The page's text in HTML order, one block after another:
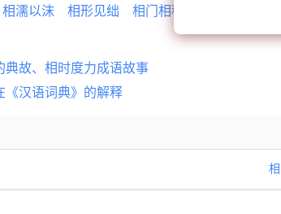
相濡以沫 相形见绌 相门相种
典故、相时度力成语故事
《汉语词典》的解释